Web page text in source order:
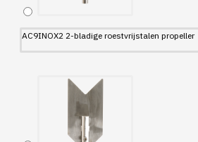
AC9INOX2 2-bladige roestvrijstalen propeller